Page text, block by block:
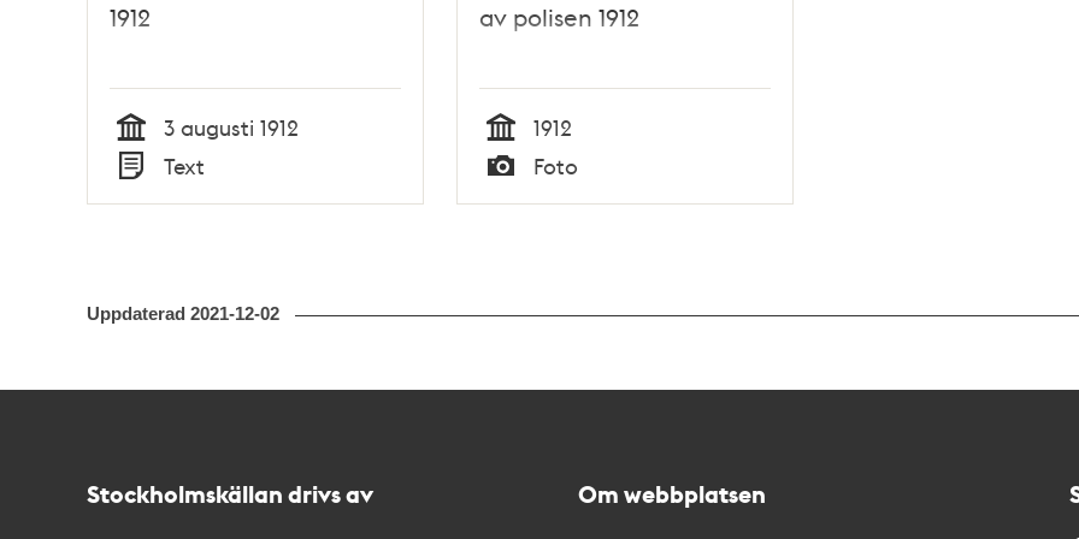
1912
Tid
3 augusti 1912
Typ
Text
av polisen 1912
Tid
1912
Typ
Foto
Uppdaterad 2021-12-02
Stockholmskällan drivs av Om webbplatsen